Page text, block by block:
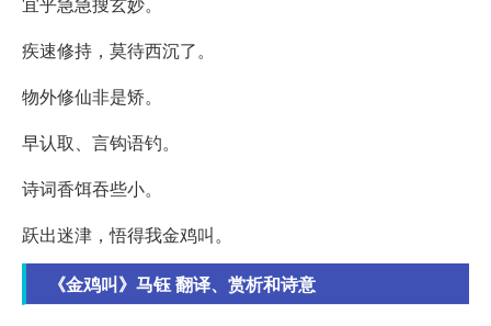
疾速修持，莫待西沉了。
物外修仙非是矫。
早认取、言钩语钓。
诗词香饵吞些小。
跃出迷津，悟得我金鸡叫。
《金鸡叫》马钰 翻译、赏析和诗意